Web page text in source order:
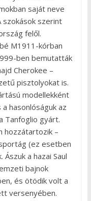
saját neve
szokások szerint
felől.
M1911-kórban
ben bemutatták
Cherokee –
pisztolyokat is.
modellekként
hasonlóságuk az
Tanfoglio gyárt.
hozzátartozik –
(ez esetben
a hazai Saul
bajnok
és ötödik volt a
versenyében.